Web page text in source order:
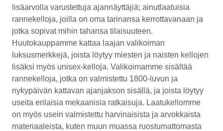
lisäarvolla varustettuja ajannäyttäjiä; ainutlaatuisia
rannekelloja, joilla on oma tarinansa kerrottavanaan ja
jotka sopivat mihin tahansa tilaisuuteen.
Huutokauppamme kattaa laajan valikoiman
luksusmerkkejä, joista löytyy miesten ja naisten kellojen
lisäksi myös unisex-kelloja. Valikoimamme sisältää
rannekelloja, jotka on valmistettu 1800-luvun ja
nykypäivän kattavan ajanjakson sisällä, ja joista löytyy
useita erilaisia mekaanisia ratkaisuja. Laatukellomme
on myös usein valmistettu harvinaisista ja arvokkaista
materiaaleista, kuten muun muassa ruostumattomasta